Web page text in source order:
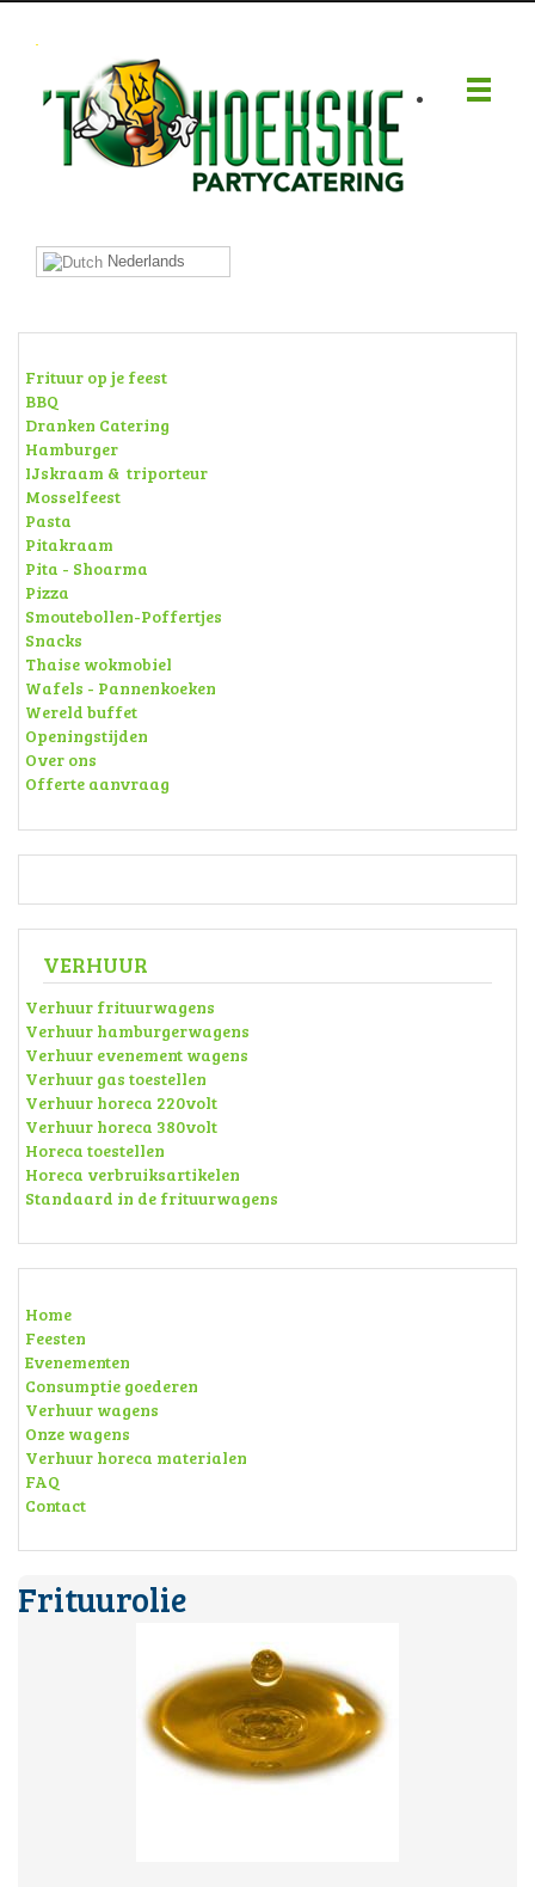
.
Nederlands
Frituur op je feest
BBQ
Dranken Catering
Hamburger
IJskraam & triporteur
Mosselfeest
Pasta
Pitakraam
Pita - Shoarma
Pizza
Smoutebollen-Poffertjes
Snacks
Thaise wokmobiel
Wafels - Pannenkoeken
Wereld buffet
Openingstijden
Over ons
Offerte aanvraag
VERHUUR
Verhuur frituurwagens
Verhuur hamburgerwagens
Verhuur evenement wagens
Verhuur gas toestellen
Verhuur horeca 220volt
Verhuur horeca 380volt
Horeca toestellen
Horeca verbruiksartikelen
Standaard in de frituurwagens
Home
Feesten
Evenementen
Consumptie goederen
Verhuur wagens
Onze wagens
Verhuur horeca materialen
FAQ
Contact
Frituurolie